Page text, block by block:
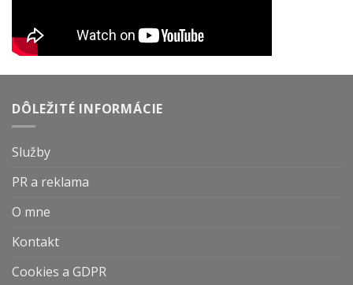
DÔLEŽITÉ INFORMÁCIE
Služby
PR a reklama
O mne
Kontakt
Cookies a GDPR